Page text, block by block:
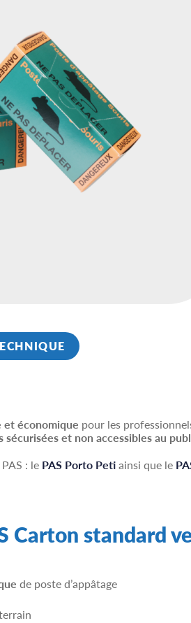
économique pour les
sécurisées et non accessibles au
: le PAS Porto Petiainsi que le
Carton standard
de poste d’appâtage